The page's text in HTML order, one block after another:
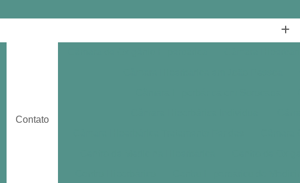
Contato